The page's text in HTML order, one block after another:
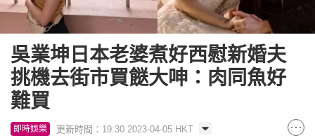
吳業坤日本老婆煮好西慰新婚夫
挑機去街市買餸大呻：肉同魚好
難買
即時娛樂 更新時間：19:30 2023-04-05 HKT